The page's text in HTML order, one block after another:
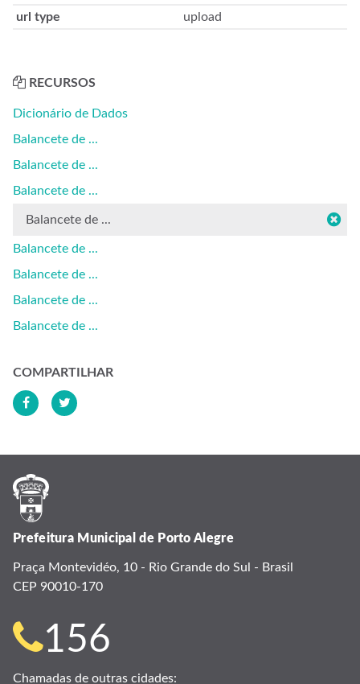
url type
upload
RECURSOS
Dicionário de Dados
Balancete de ...
Balancete de ...
Balancete de ...
Balancete de ...
Balancete de ...
Balancete de ...
Balancete de ...
Balancete de ...
COMPARTILHAR
Prefeitura Municipal de Porto Alegre
Praça Montevidéo, 10 - Rio Grande do Sul - Brasil
CEP 90010-170
Telefone
para
156
Chamadas de outras cidades: